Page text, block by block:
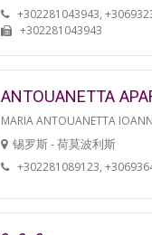
+302281043943,
+302281043943
ANTOUANETTA
MARIA ANTOUANETTA
锡罗斯 - 荷莫波利斯
+302281089123,